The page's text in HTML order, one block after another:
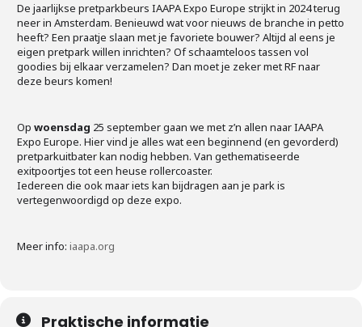
De jaarlijkse pretparkbeurs IAAPA Expo Europe strijkt in 2024 terug
neer in Amsterdam. Benieuwd wat voor nieuws de branche in petto
heeft? Een praatje slaan met je favoriete bouwer? Altijd al eens je
eigen pretpark willen inrichten? Of schaamteloos tassen vol
goodies bij elkaar verzamelen? Dan moet je zeker met RF naar
deze beurs komen!
Op woensdag 25 september gaan we met z’n allen naar IAAPA
Expo Europe. Hier vind je alles wat een beginnend (en gevorderd)
pretparkuitbater kan nodig hebben. Van gethematiseerde
exitpoortjes tot een heuse rollercoaster.
Iedereen die ook maar iets kan bijdragen aan je park is
vertegenwoordigd op deze expo.
Meer info: iaapa.org
Praktische informatie